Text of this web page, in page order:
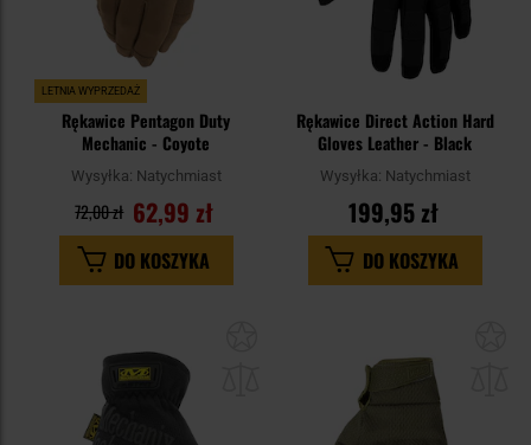
LETNIA WYPRZEDAŻ
Rękawice Pentagon Duty
Mechanic - Coyote
Wysyłka: Natychmiast
62,99 zł
72,00 zł
DO KOSZYKA
Rękawice Direct Action Hard
Gloves Leather - Black
Wysyłka: Natychmiast
199,95 zł
DO KOSZYKA